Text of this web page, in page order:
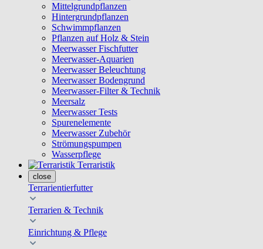
Mittelgrundpflanzen
Hintergrundpflanzen
Schwimmpflanzen
Pflanzen auf Holz & Stein
Meerwasser Fischfutter
Meerwasser-Aquarien
Meerwasser Beleuchtung
Meerwasser Bodengrund
Meerwasser-Filter & Technik
Meersalz
Meerwasser Tests
Spurenelemente
Meerwasser Zubehör
Strömungspumpen
Wasserpflege
Terraristik
close
Terrarientierfutter
Terrarien & Technik
Einrichtung & Pflege